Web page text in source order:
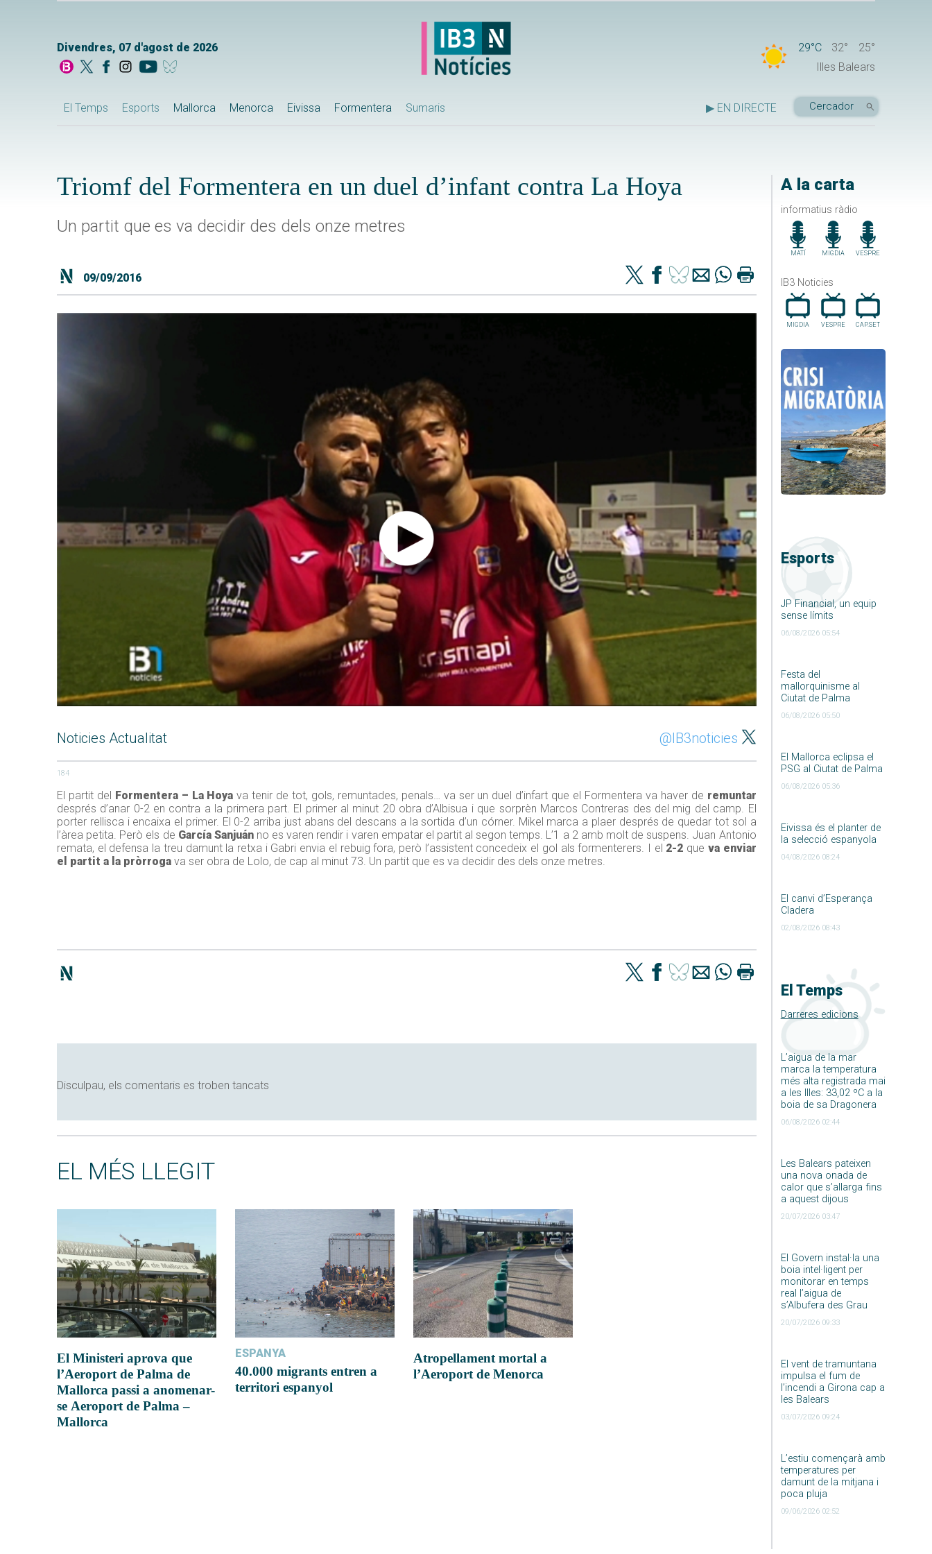
Divendres, 07 d'agost de 2026 29°C 32°
25°
Illes Balears
El Temps Esports Mallorca Menorca Eivissa Formentera Sumaris ▶ EN DIRECTE
A la carta
informatius ràdio
MATÍ MIGDIA VESPRE
IB3 Noticies
MIGDIA VESPRE CAP.SET
Esports
JP Financial, un equip
sense límits
06/08/2026 05:54
Festa del
mallorquinisme al
Ciutat de Palma
06/08/2026 05:50
El Mallorca eclipsa el
PSG al Ciutat de Palma
06/08/2026 05:36
Eivissa és el planter de
la selecció espanyola
04/08/2026 08:24
El canvi d’Esperança
Cladera
02/08/2026 08:43
El Temps
Darreres edicions
L’aigua de la mar
marca la temperatura
més alta registrada mai
a les Illes: 33,02 ºC a la
boia de sa Dragonera
06/08/2026 02:44
Les Balears pateixen
una nova onada de
calor que s’allarga fins
a aquest dijous
20/07/2026 03:47
El Govern instal·la una
boia intel·ligent per
monitorar en temps
real l’aigua de
s’Albufera des Grau
20/07/2026 09:33
El vent de tramuntana
impulsa el fum de
l’incendi a Girona cap a
les Balears
03/07/2026 09:24
L’estiu començarà amb
temperatures per
damunt de la mitjana i
poca pluja
09/06/2026 02:52
Triomf del Formentera en un duel d’infant contra La Hoya
Un partit que es va decidir des dels onze metres
09/09/2016
Noticies Actualitat @IB3noticies
184
El partit del Formentera – La Hoya va tenir de tot, gols, remuntades, penals… va ser un duel d’infart que el Formentera va haver de remuntar
després d’anar 0-2 en contra a la primera part. El primer al minut 20 obra d’Albisua i que sorprèn Marcos Contreras des del mig del camp. El
porter rellisca i encaixa el primer. El 0-2 arriba just abans del descans a la sortida d’un córner. Mikel marca a plaer després de quedar tot sol a
l’àrea petita. Però els de García Sanjuánno es varen rendir i varen empatar el partit al segon temps. L’1 a 2 amb molt de suspens. Juan Antonio
remata, el defensa la treu damunt la retxa i Gabri envia el rebuig fora, però l’assistent concedeix el gol als formenterers. I el 2-2 que va enviar
el partit a la pròrroga va ser obra de Lolo, de cap al minut 73. Un partit que es va decidir des dels onze metres.
Disculpau, els comentaris es troben tancats
EL MÉS LLEGIT
El Ministeri aprova que
l’Aeroport de Palma de
Mallorca passi a anomenar-
se Aeroport de Palma –
Mallorca
ESPANYA
40.000 migrants entren a
territori espanyol
Atropellament mortal a
l’Aeroport de Menorca